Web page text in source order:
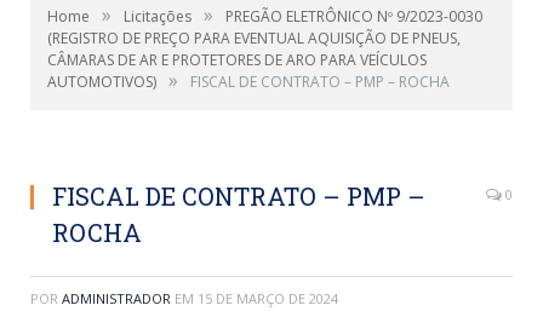
Home » Licitações »
PREGÃO ELETRÔNICO Nº 9/2023-0030
(REGISTRO DE PREÇO PARA EVENTUAL AQUISIÇÃO DE PNEUS,
CÂMARAS DE AR E PROTETORES DE ARO PARA VEÍCULOS
AUTOMOTIVOS) » FISCAL DE CONTRATO – PMP – ROCHA
FISCAL DE CONTRATO – PMP –
ROCHA
0
POR ADMINISTRADOR EM 15 DE MARÇO DE 2024